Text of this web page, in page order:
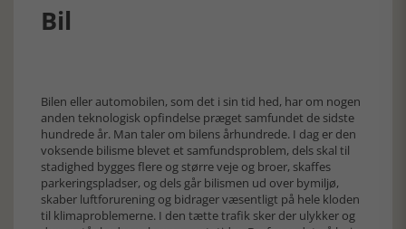
Bil
Bilen eller automobilen, som det i sin tid hed, har om nogen
anden teknologisk opfindelse præget samfundet de sidste
hundrede år. Man taler om bilens århundrede. I dag er den
voksende bilisme blevet et samfundsproblem, dels skal til
stadighed bygges flere og større veje og broer, skaffes
parkeringspladser, og dels går bilismen ud over bymiljø,
skaber luftforurening og bidrager væsentligt på hele kloden
til klimaproblemerne. I den tætte trafik sker der ulykker og